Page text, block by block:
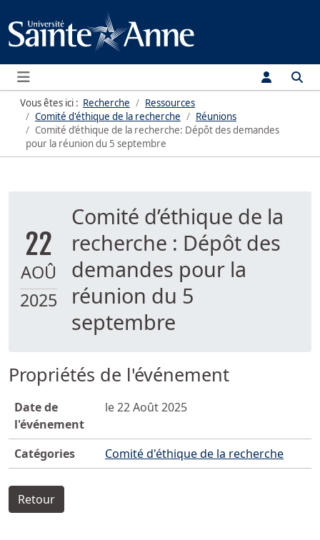
Menu
Vous êtes ici : Recherche
Ressources
Comité d'éthique de la recherche
Réunions
Comité d’éthique de la recherche: Dépôt des demandes
pour la réunion du 5 septembre
22
AOÛ
2025
Comité d’éthique de la
recherche : Dépôt des
demandes pour la
réunion du 5
septembre
Propriétés de l'événement
Date de
l'événement
le 22 Août 2025
Catégories Comité d'éthique de la recherche
Retour